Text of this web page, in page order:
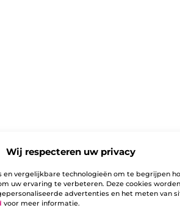
Wij respecteren uw privacy
en vergelijkbare technologieën om te begrijpen
uw ervaring te verbeteren. Deze cookies
advertenties en het meten van
voor meer informatie.